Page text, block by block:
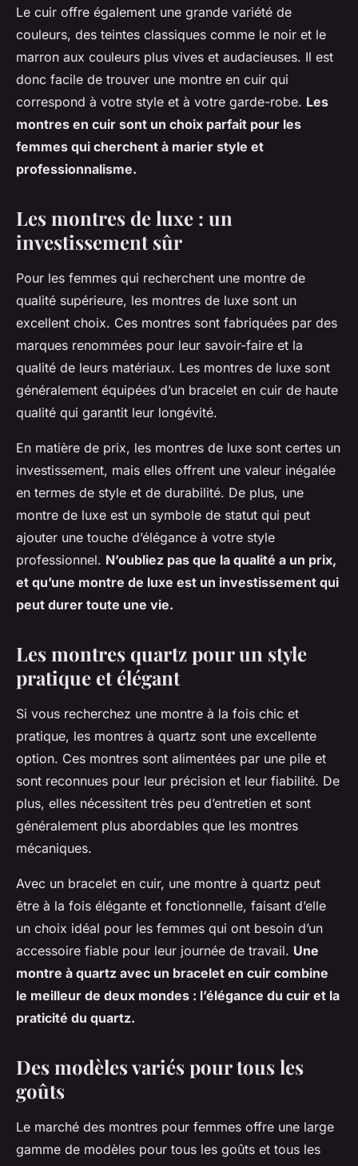
Le cuir offre également une grande variété de
couleurs, des teintes classiques comme le noir et le
marron aux couleurs plus vives et audacieuses. Il est
donc facile de trouver une montre en cuir qui
correspond à votre style et à votre garde-robe. Les
montres en cuir sont un choix parfait pour les
femmes qui cherchent à marier style et
professionnalisme.
Les montres de luxe : un
investissement sûr
Pour les femmes qui recherchent une montre de
qualité supérieure, les montres de luxe sont un
excellent choix. Ces montres sont fabriquées par des
marques renommées pour leur savoir-faire et la
qualité de leurs matériaux. Les montres de luxe sont
généralement équipées d’un bracelet en cuir de haute
qualité qui garantit leur longévité.
En matière de prix, les montres de luxe sont certes un
investissement, mais elles offrent une valeur inégalée
en termes de style et de durabilité. De plus, une
montre de luxe est un symbole de statut qui peut
ajouter une touche d’élégance à votre style
professionnel. N’oubliez pas que la qualité a un prix,
et qu’une montre de luxe est un investissement qui
peut durer toute une vie.
Les montres quartz pour un style
pratique et élégant
Si vous recherchez une montre à la fois chic et
pratique, les montres à quartz sont une excellente
option. Ces montres sont alimentées par une pile et
sont reconnues pour leur précision et leur fiabilité. De
plus, elles nécessitent très peu d’entretien et sont
généralement plus abordables que les montres
mécaniques.
Avec un bracelet en cuir, une montre à quartz peut
être à la fois élégante et fonctionnelle, faisant d’elle
un choix idéal pour les femmes qui ont besoin d’un
accessoire fiable pour leur journée de travail. Une
montre à quartz avec un bracelet en cuir combine
le meilleur de deux mondes : l’élégance du cuir et la
praticité du quartz.
Des modèles variés pour tous les
goûts
Le marché des montres pour femmes offre une large
gamme de modèles pour tous les goûts et tous les